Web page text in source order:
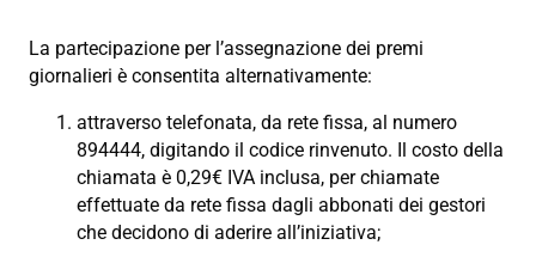
La partecipazione per l’assegnazione dei premi
giornalieri è consentita alternativamente:
attraverso telefonata, da rete fissa, al numero
894444, digitando il codice rinvenuto. Il costo della
chiamata è 0,29€ IVA inclusa, per chiamate
effettuate da rete fissa dagli abbonati dei gestori
che decidono di aderire all’iniziativa;